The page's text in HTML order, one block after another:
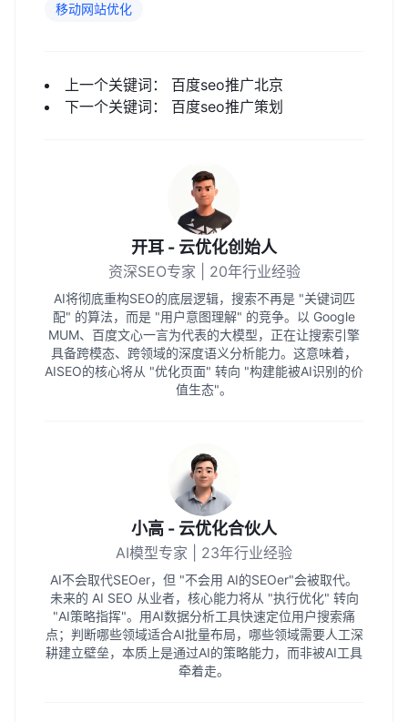
移动网站优化
上一个关键词： 百度seo推广北京
下一个关键词： 百度seo推广策划
开耳 - 云优化创始人
资深SEO专家 | 20年行业经验
AI将彻底重构SEO的底层逻辑，搜索不再是 "关键词匹
配" 的算法，而是 "用户意图理解" 的竞争。以 Google
MUM、百度文心一言为代表的大模型，正在让搜索引擎
具备跨模态、跨领域的深度语义分析能力。这意味着，
AISEO的核心将从 "优化页面" 转向 "构建能被AI识别的价
值生态"。
小高 - 云优化合伙人
AI模型专家 | 23年行业经验
AI不会取代SEOer，但 "不会用 AI的SEOer"会被取代。
未来的 AI SEO 从业者，核心能力将从 "执行优化" 转向
"AI策略指挥"。用AI数据分析工具快速定位用户搜索痛
点；判断哪些领域适合AI批量布局，哪些领域需要人工深
耕建立壁垒，本质上是通过AI的策略能力，而非被AI工具
牵着走。